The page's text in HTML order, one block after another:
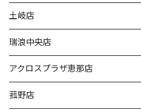
土岐店
瑞浪中央店
アクロスプラザ恵那店
菰野店